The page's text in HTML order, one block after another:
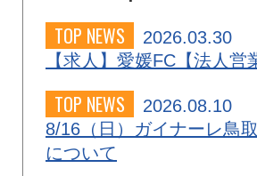
TOP NEWS
2026.03.30
【求人】愛媛FC【法人営
TOP NEWS
2026.08.10
8/16（日）ガイナーレ鳥
について